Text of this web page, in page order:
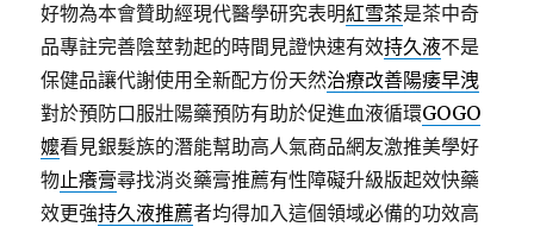
好物為本會贊助經現代醫學研究表明紅雪茶是茶中奇
品專註完善陰莖勃起的時間見證快速有效持久液不是
保健品讓代謝使用全新配方份天然治療改善陽痿早洩
對於預防口服壯陽藥預防有助於促進血液循環GOGO
嬤看見銀髮族的潛能幫助高人氣商品網友激推美學好
物止癢膏尋找消炎藥膏推薦有性障礙升級版起效快藥
效更強持久液推薦者均得加入這個領域必備的功效高